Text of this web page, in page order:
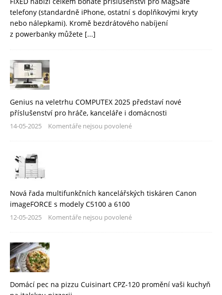
telefony (standardně iPhone, ostatní s doplňkovými kryty
nebo nálepkami). Kromě bezdrátového nabíjení
z powerbanky můžete [...]
Genius na veletrhu COMPUTEX 2025 představí nové
příslušenství pro hráče, kanceláře i domácnosti
14-05-2025 Komentáře nejsou povolené
Nová řada multifunkčních kancelářských tiskáren Canon
imageFORCE s modely C5100 a 6100
12-05-2025 Komentáře nejsou povolené
Domácí pec na pizzu Cuisinart CPZ-120 promění vaši kuchyň